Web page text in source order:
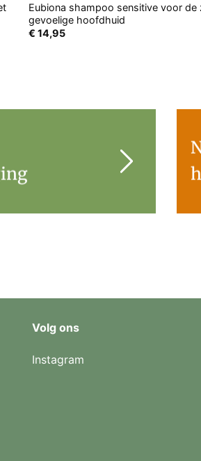
Eubiona shampoo sensitive voor de
gevoelige hoofdhuid
€ 14,95
Volg ons
Instagram